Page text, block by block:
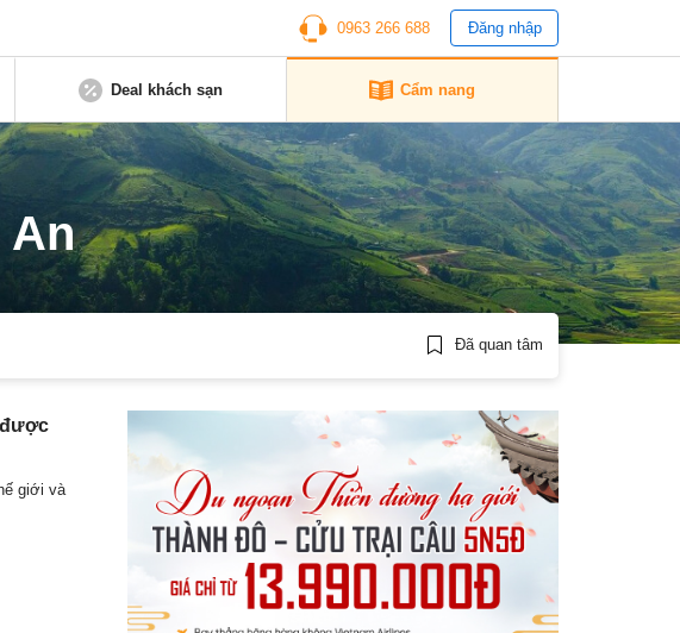
0963 266 688 Đăng nhập
Deal khách sạn Cẩm nang
An
Đã quan tâm
được
giới và